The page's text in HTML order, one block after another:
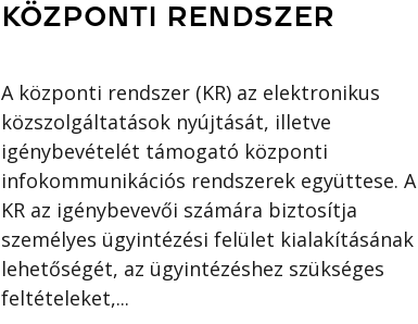
KÖZPONTI RENDSZER
A központi rendszer (KR) az elektronikus
közszolgáltatások nyújtását, illetve
igénybevételét támogató központi
infokommunikációs rendszerek együttese. A
KR az igénybevevői számára biztosítja
személyes ügyintézési felület kialakításának
lehetőségét, az ügyintézéshez szükséges
feltételeket,...